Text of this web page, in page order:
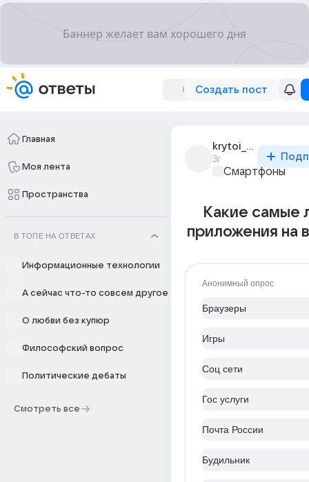
Создать пост
Главная
Моя лента
Пространства
В ТОПЕ НА ОТВЕТАХ
Информационные технологии
А сейчас что-то совсем другое
О любви без купюр
Философский вопрос
Политические дебаты
Смотреть все
krytoi_chelix228
3г
Смартфоны
Какие самые
приложения на
Анонимный опрос
Браузеры
Игры
Соц сети
Гос услуги
Почта России
Будильник